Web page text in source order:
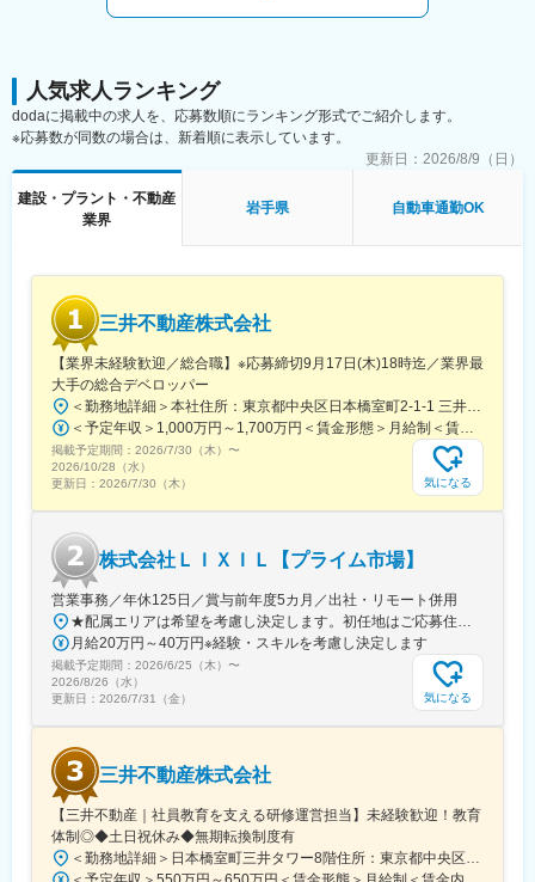
人気求人ランキング
dodaに掲載中の求人を、応募数順にランキング形式でご紹介します。
※応募数が同数の場合は、新着順に表示しています。
更新日： 2026/8/9（日）
建設・プラント・不動産
業界
岩手県 自動車通勤OK
三井不動産株式会社
【業界未経験歓迎／総合職】※応募締切9月17日(木)18時迄／業界最
大手の総合デベロッパー
掲載予定期間： 2026/7/30（木） 〜
2026/10/28（水）
更新日： 2026/7/30（木） 気になる
株式会社ＬＩＸＩＬ【プライム市場】
営業事務／年休125日／賞与前年度5カ月／出社・リモート併用
月給20万円～40万円※経験・スキルを考慮し決定します
掲載予定期間： 2026/6/25（木） 〜
2026/8/26（水）
更新日： 2026/7/31（金） 気になる
三井不動産株式会社
【三井不動産｜社員教育を支える研修運営担当】未経験歓迎！教育
体制◎◆土日祝休み◆無期転換制度有